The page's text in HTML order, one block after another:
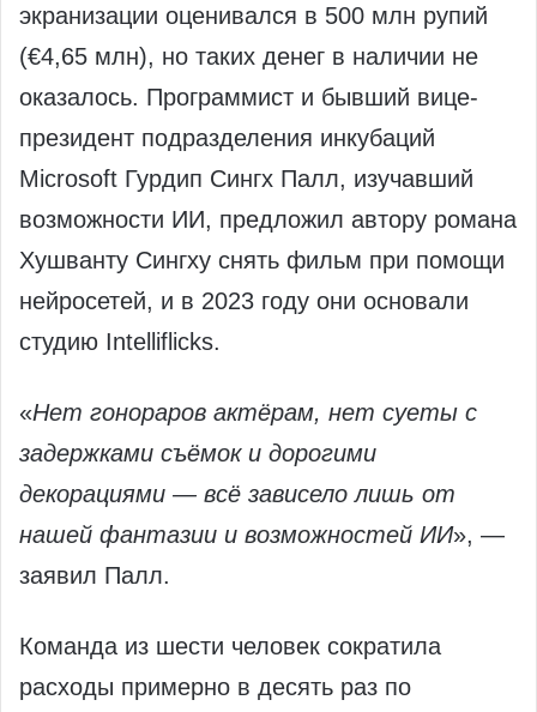
экранизации оценивался в 500 млн рупий
(€4,65 млн), но таких денег в наличии не
оказалось. Программист и бывший вице-
президент подразделения инкубаций
Microsoft Гурдип Сингх Палл, изучавший
возможности ИИ, предложил автору романа
Хушванту Сингху снять фильм при помощи
нейросетей, и в 2023 году они основали
студию Intelliflicks.
«Нет гонораров актёрам, нет суеты с
задержками съёмок и дорогими
декорациями — всё зависело лишь от
нашей фантазии и возможностей ИИ», —
заявил Палл.
Команда из шести человек сократила
расходы примерно в десять раз по